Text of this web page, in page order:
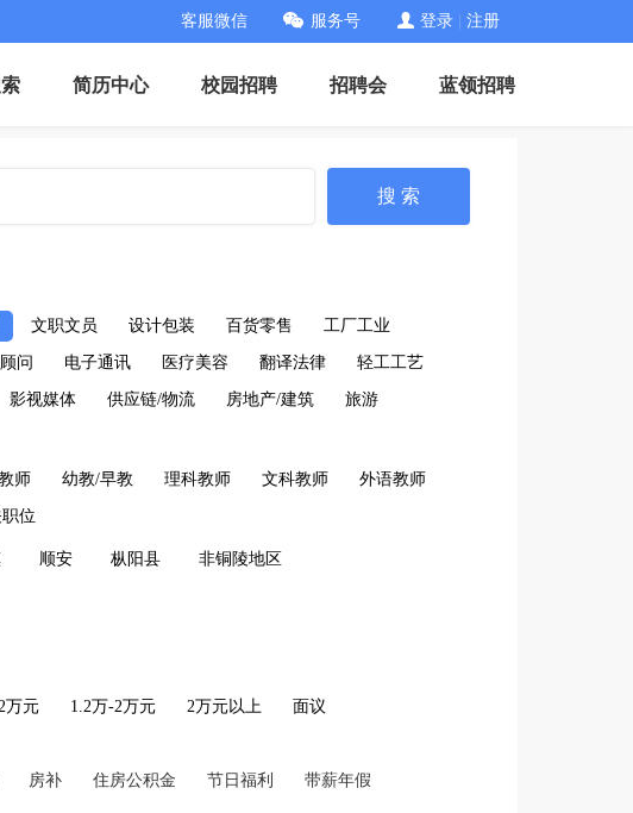
客服微信 服务号 登录 注册
简历中心 校园招聘 招聘会 蓝领招聘
搜 索
文职文员 设计包装 百货零售 工厂工业
问 电子通讯 医疗美容 翻译法律 轻工工艺
影视媒体 供应链/物流 房地产/建筑 旅游
师 幼教/早教 理科教师 文科教师 外语教师
位
顺安 枞阳县 非铜陵地区
万元 1.2万-2万元 2万元以上 面议
房补 住房公积金 节日福利 带薪年假